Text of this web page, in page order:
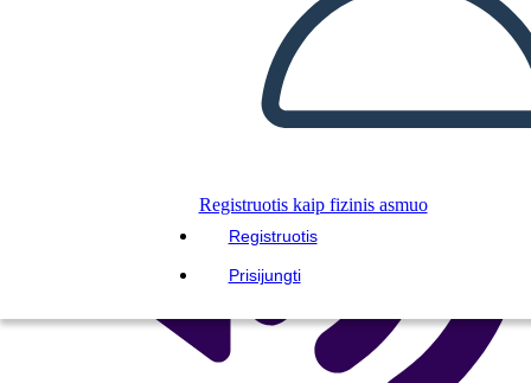
Registruotis kaip fizinis asmuo
Registruotis
Prisijungti